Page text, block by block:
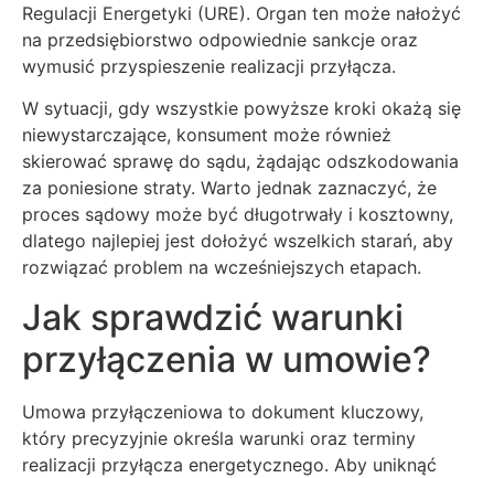
Regulacji Energetyki (URE). Organ ten może nałożyć
na przedsiębiorstwo odpowiednie sankcje oraz
wymusić przyspieszenie realizacji przyłącza.
W sytuacji, gdy wszystkie powyższe kroki okażą się
niewystarczające, konsument może również
skierować sprawę do sądu, żądając odszkodowania
za poniesione straty. Warto jednak zaznaczyć, że
proces sądowy może być długotrwały i kosztowny,
dlatego najlepiej jest dołożyć wszelkich starań, aby
rozwiązać problem na wcześniejszych etapach.
Jak sprawdzić warunki
przyłączenia w umowie?
Umowa przyłączeniowa to dokument kluczowy,
który precyzyjnie określa warunki oraz terminy
realizacji przyłącza energetycznego. Aby uniknąć